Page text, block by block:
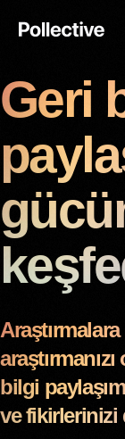
Geri
bilgi
ve fikirlerinizi